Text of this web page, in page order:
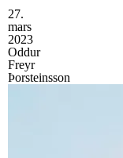
27.
mars
2023
Oddur
Freyr
Þorsteinsson